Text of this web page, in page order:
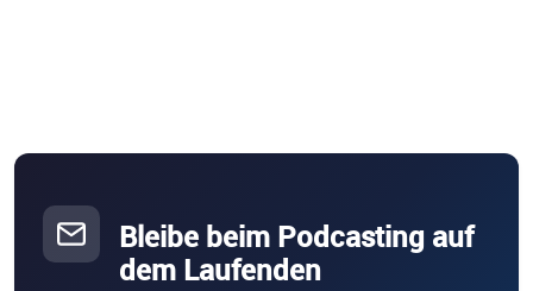
Bleibe beim Podcasting auf
dem Laufenden